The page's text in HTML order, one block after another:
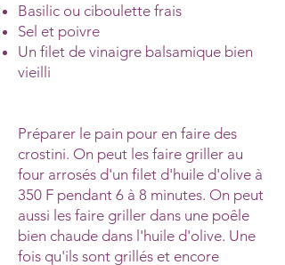
Basilic ou ciboulette frais
Sel et poivre
Un filet de vinaigre balsamique bien
vieilli
Préparer le pain pour en faire des
crostini. On peut les faire griller au
four arrosés d'un filet d'huile d'olive à
350 F pendant 6 à 8 minutes. On peut
aussi les faire griller dans une poêle
bien chaude dans l'huile d'olive. Une
fois qu'ils sont grillés et encore